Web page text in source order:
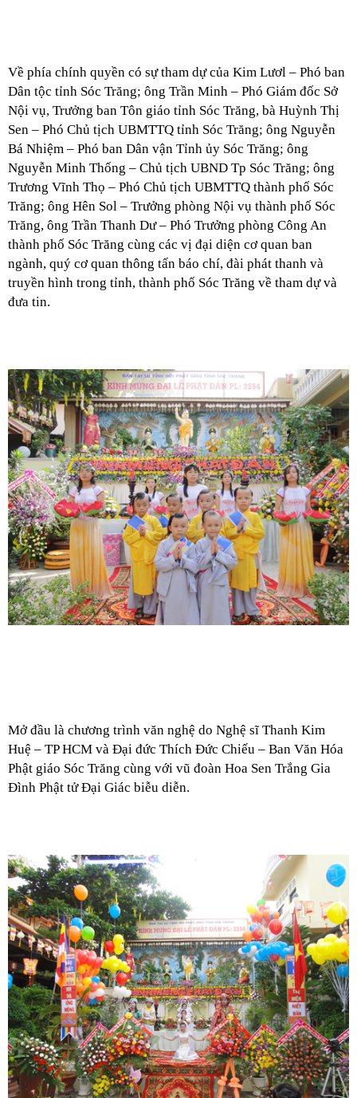
Về phía chính quyền có sự tham dự của Kim Lươl – Phó ban
Dân tộc tỉnh Sóc Trăng; ông Trần Minh – Phó Giám đốc Sở
Nội vụ, Trưởng ban Tôn giáo tỉnh Sóc Trăng, bà Huỳnh Thị
Sen – Phó Chủ tịch UBMTTQ tỉnh Sóc Trăng; ông Nguyễn
Bá Nhiệm – Phó ban Dân vận Tỉnh ủy Sóc Trăng; ông
Nguyễn Minh Thống – Chủ tịch UBND Tp Sóc Trăng; ông
Trương Vĩnh Thọ – Phó Chủ tịch UBMTTQ thành phố Sóc
Trăng; ông Hên Sol – Trưởng phòng Nội vụ thành phố Sóc
Trăng, ông Trần Thanh Dư – Phó Trưởng phòng Công An
thành phố Sóc Trăng cùng các vị đại diện cơ quan ban
ngành, quý cơ quan thông tấn báo chí, đài phát thanh và
truyền hình trong tỉnh, thành phố Sóc Trăng về tham dự và
đưa tin.
Mở đầu là chương trình văn nghệ do Nghệ sĩ Thanh Kim
Huệ – TP HCM và Đại đức Thích Đức Chiếu – Ban Văn Hóa
Phật giáo Sóc Trăng cùng với vũ đoàn Hoa Sen Trắng Gia
Đình Phật tử Đại Giác biễu diễn.